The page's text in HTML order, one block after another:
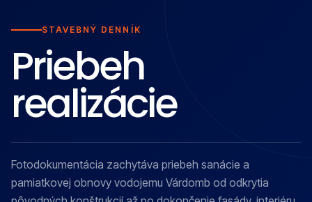
STAVEBNÝ DENNÍK
Priebeh
realizácie
Fotodokumentácia zachytáva priebeh sanácie a
pamiatkovej obnovy vodojemu Várdomb od odkrytia